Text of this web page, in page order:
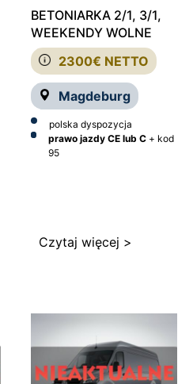
2300€ NETTO
Magdeburg
BETONIARKA 2/1, 3/1,
WEEKENDY WOLNE
polska dyspozycja
prawo jazdy CE lub C+ kod
95
Czytaj więcej >